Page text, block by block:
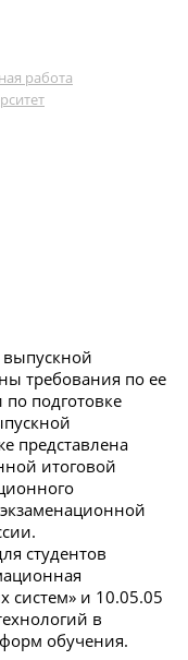
работа
выпускной
требования по ее
подготовке
представлена
итоговой
студентов
систем» и 10.05.05
в
обучения.